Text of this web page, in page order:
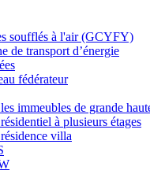
soufflés à l'air (GCYFY)
de transport d’énergie
fédérateur
immeubles de grande
à plusieurs étages
villa